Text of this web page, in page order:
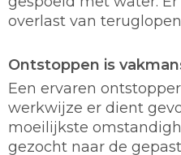
overlast van
Ontstoppen is
Een ervaren
werkwijze er dient
moeilijkste
gezocht naar de